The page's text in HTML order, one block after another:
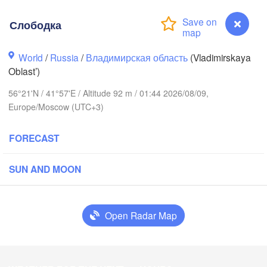
Слободка
World /Russia /Владимирская область (Vladimirskaya
Oblast’)
56°21'N / 41°57'E / Altitude 92 m / 01:44 2026/08/09,
Europe/Moscow (UTC+3)
FORECAST
SUN AND MOON
Open Radar Map
Череповец
Вологда
(Vologda)